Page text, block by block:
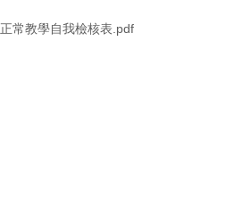
正常教學自我檢核表.pdf